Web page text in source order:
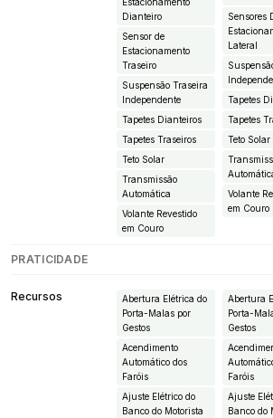
Dianteiro
Sensor de
Estacionamento
Traseiro
Suspensão Traseira
Independente
Tapetes Dianteiros
Tapetes Traseiros
Teto Solar
Transmissão
Automática
Volante Revestido
em Couro
Sensores
Lateral
Tapetes
Tapetes
Teto Solar
Volante
em Couro
PRATICIDADE
Recursos
Abertura Elétrica do
Porta-Malas por
Gestos
Acendimento
Automático dos
Faróis
Ajuste Elétrico do
Banco do Motorista
Abertura
Porta-
Gestos
Faróis
Ajuste
Banco do